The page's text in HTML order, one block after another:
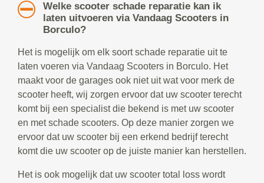
Welke scooter schade reparatie kan ik
laten uitvoeren via Vandaag Scooters in
Borculo?
Het is mogelijk om elk soort schade reparatie uit te
laten voeren via Vandaag Scooters in Borculo. Het
maakt voor de garages ook niet uit wat voor merk de
scooter heeft, wij zorgen ervoor dat uw scooter terecht
komt bij een specialist die bekend is met uw scooter
en met schade scooters. Op deze manier zorgen we
ervoor dat uw scooter bij een erkend bedrijf terecht
komt die uw scooter op de juiste manier kan herstellen.
Het is ook mogelijk dat uw scooter total loss wordt